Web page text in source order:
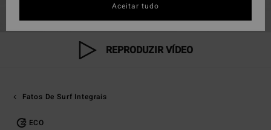
REPRODUZIR VÍDEO
Fatos De Surf Integrais
ECO
Aceitar tudo